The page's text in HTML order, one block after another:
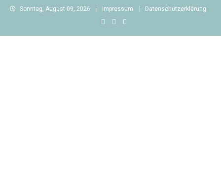
Skip
Sonntag, August 09, 2026 Impressum Datenschutzerklärung